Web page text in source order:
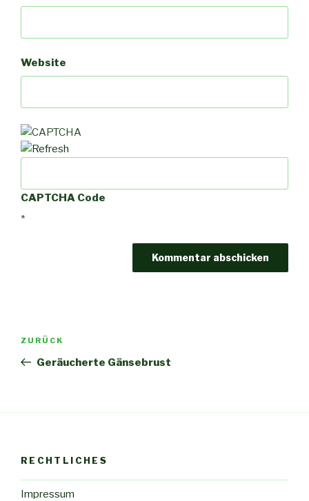
Website
CAPTCHA Code
*
Beitragsnavigation
Vorheriger
Beitrag
ZURÜCK
Geräucherte Gänsebrust
RECHTLICHES
Impressum